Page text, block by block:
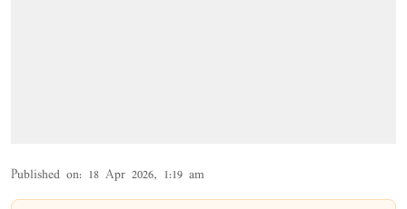
Published on: 18 Apr 2026, 1:19 am